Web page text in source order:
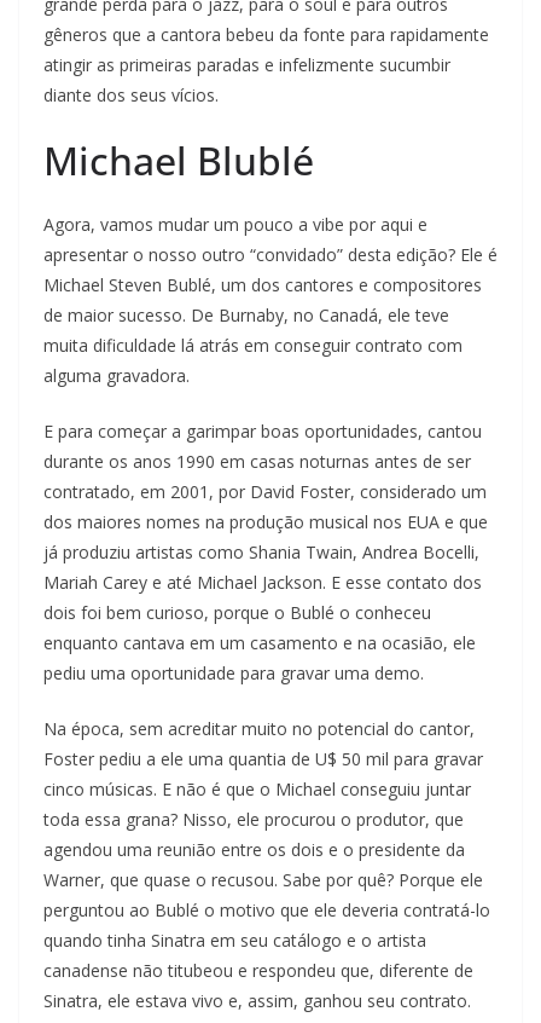
gêneros que a cantora bebeu da fonte para rapidamente
atingir as primeiras paradas e infelizmente sucumbir
diante dos seus vícios.
Michael Blublé
Agora, vamos mudar um pouco a vibe por aqui e
apresentar o nosso outro “convidado” desta edição? Ele é
Michael Steven Bublé, um dos cantores e compositores
de maior sucesso. De Burnaby, no Canadá, ele teve
muita dificuldade lá atrás em conseguir contrato com
alguma gravadora.
E para começar a garimpar boas oportunidades, cantou
durante os anos 1990 em casas noturnas antes de ser
contratado, em 2001, por David Foster, considerado um
dos maiores nomes na produção musical nos EUA e que
já produziu artistas como Shania Twain, Andrea Bocelli,
Mariah Carey e até Michael Jackson. E esse contato dos
dois foi bem curioso, porque o Bublé o conheceu
enquanto cantava em um casamento e na ocasião, ele
pediu uma oportunidade para gravar uma demo.
Na época, sem acreditar muito no potencial do cantor,
Foster pediu a ele uma quantia de U$ 50 mil para gravar
cinco músicas. E não é que o Michael conseguiu juntar
toda essa grana? Nisso, ele procurou o produtor, que
agendou uma reunião entre os dois e o presidente da
Warner, que quase o recusou. Sabe por quê? Porque ele
perguntou ao Bublé o motivo que ele deveria contratá-lo
quando tinha Sinatra em seu catálogo e o artista
canadense não titubeou e respondeu que, diferente de
Sinatra, ele estava vivo e, assim, ganhou seu contrato.